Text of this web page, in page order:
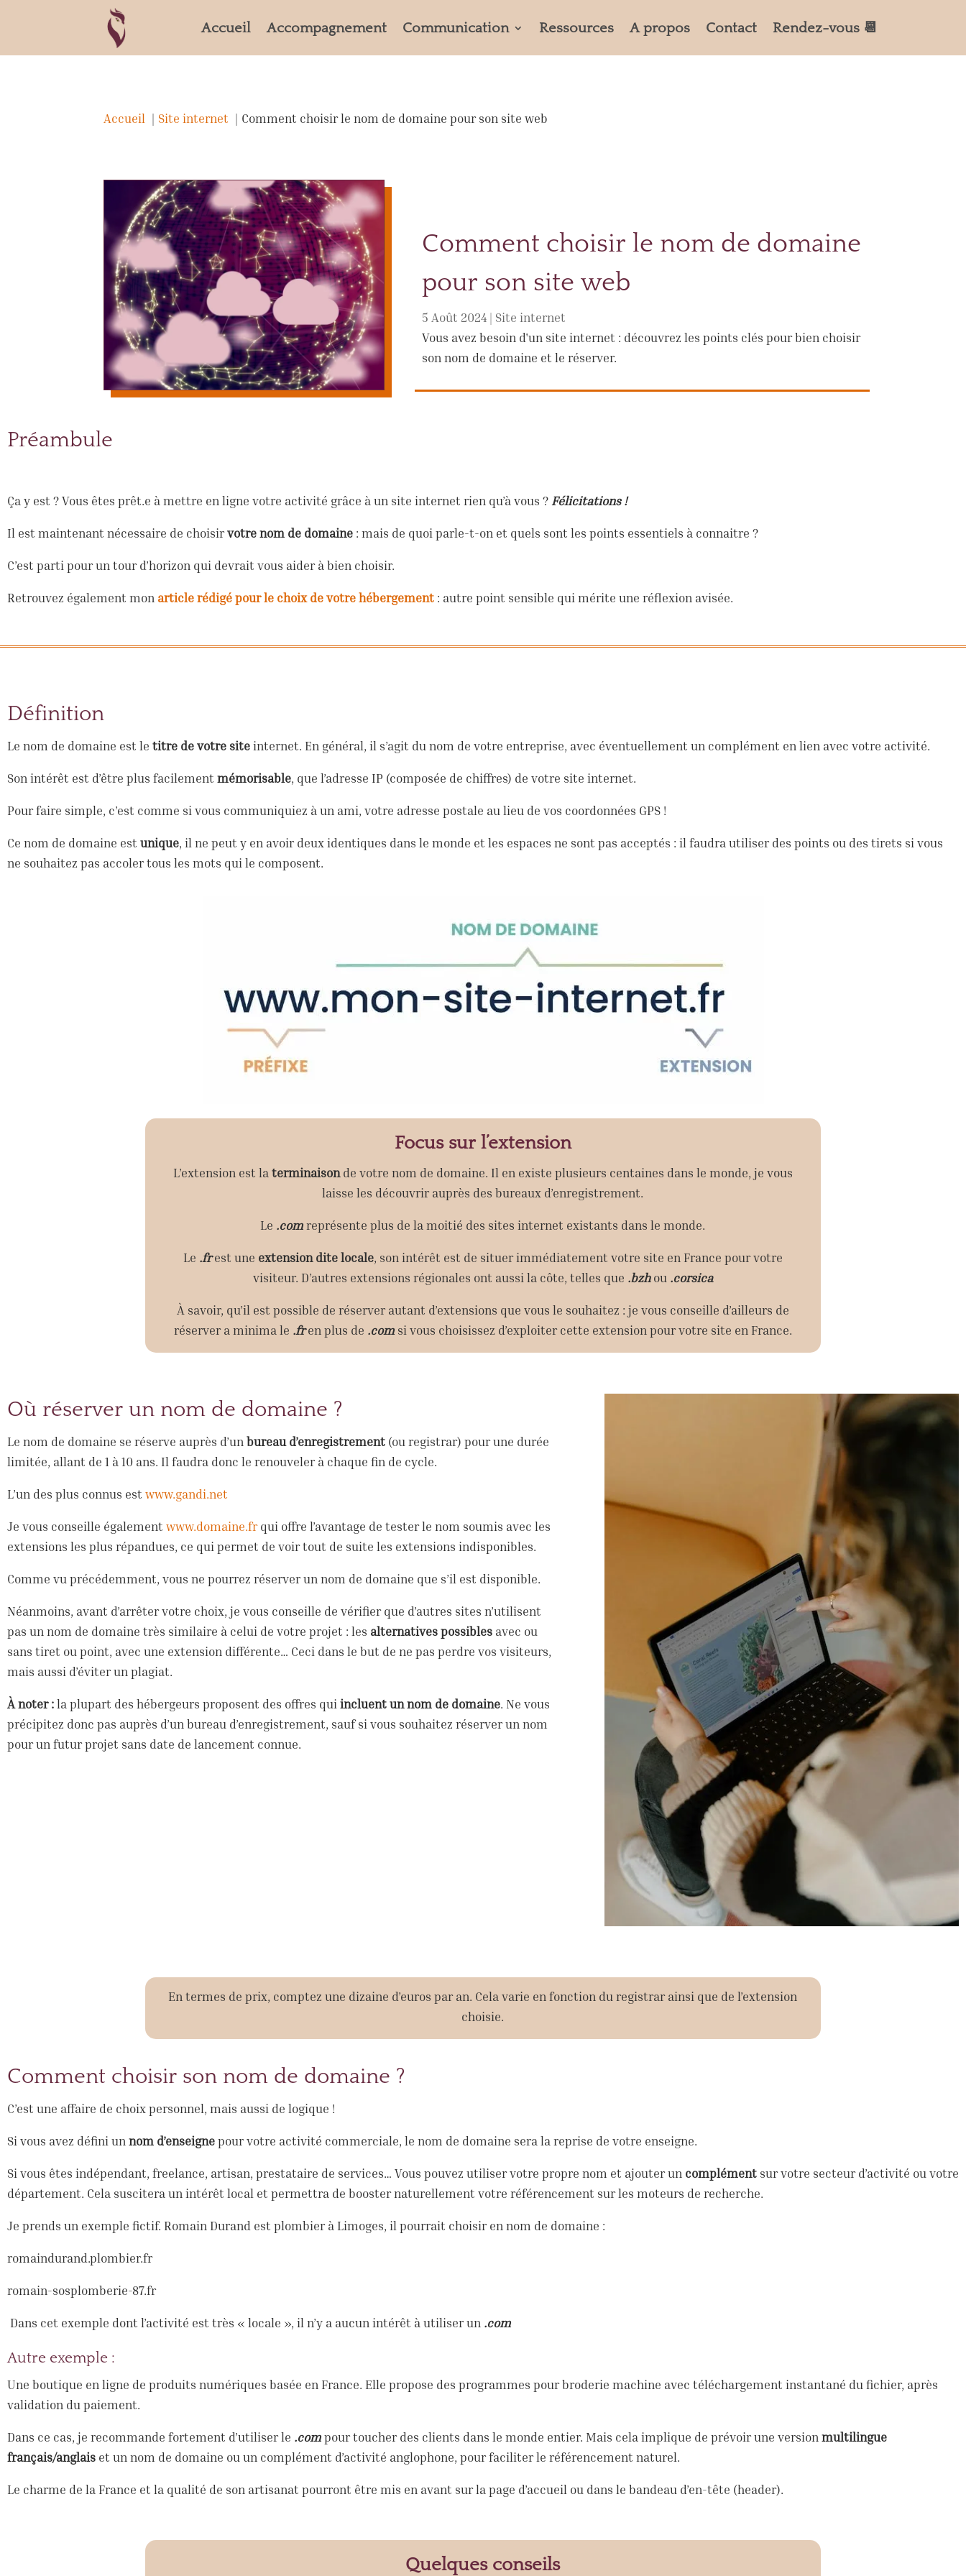
Accueil Accompagnement Communication Ressources A propos Contact Rendez-vous 📆
Accueil Site internet Comment choisir le nom de domaine pour son site web
Comment choisir le nom de domaine
pour son site web
5 Août 2024
Site internet
Vous avez besoin d'un site internet : découvrez les points clés pour bien choisir
son nom de domaine et le réserver.
Préambule
Ça y est ? Vous êtes prêt.e à mettre en ligne votre activité grâce à un site internet rien qu’à vous ? Félicitations !
Il est maintenant nécessaire de choisir votre nom de domaine : mais de quoi parle-t-on et quels sont les points essentiels à connaitre ?
C’est parti pour un tour d’horizon qui devrait vous aider à bien choisir.
Retrouvez également mon article rédigé pour le choix de votre hébergement : autre point sensible qui mérite une réflexion avisée.
Définition
Le nom de domaine est le titre de votre site internet. En général, il s’agit du nom de votre entreprise, avec éventuellement un complément en lien avec votre activité.
Son intérêt est d’être plus facilement mémorisable, que l’adresse IP (composée de chiffres) de votre site internet.
Pour faire simple, c’est comme si vous communiquiez à un ami, votre adresse postale au lieu de vos coordonnées GPS !
Ce nom de domaine est unique, il ne peut y en avoir deux identiques dans le monde et les espaces ne sont pas acceptés : il faudra utiliser des points ou des tirets si vous
ne souhaitez pas accoler tous les mots qui le composent.
Focus sur l’extension
L’extension est la terminaisonde votre nom de domaine. Il en existe plusieurs centaines dans le monde, je vous
laisse les découvrir auprès des bureaux d’enregistrement.
Le .com représente plus de la moitié des sites internet existants dans le monde.
Le .frest une extension dite locale, son intérêt est de situer immédiatement votre site en France pour votre
visiteur. D’autres extensions régionales ont aussi la côte, telles que .bzhou .corsica
À savoir, qu’il est possible de réserver autant d’extensions que vous le souhaitez : je vous conseille d’ailleurs de
réserver a minima le .fren plus de .comsi vous choisissez d’exploiter cette extension pour votre site en France.
Où réserver un nom de domaine ?
Le nom de domaine se réserve auprès d’un bureau d’enregistrement (ou registrar) pour une durée
limitée, allant de 1 à 10 ans. Il faudra donc le renouveler à chaque fin de cycle.
L’un des plus connus est www.gandi.net
Je vous conseille également www.domaine.frqui offre l’avantage de tester le nom soumis avec les
extensions les plus répandues, ce qui permet de voir tout de suite les extensions indisponibles.
Comme vu précédemment, vous ne pourrez réserver un nom de domaine que s’il est disponible.
Néanmoins, avant d’arrêter votre choix, je vous conseille de vérifier que d’autres sites n’utilisent
pas un nom de domaine très similaire à celui de votre projet : les alternatives possibles avec ou
sans tiret ou point, avec une extension différente… Ceci dans le but de ne pas perdre vos visiteurs,
mais aussi d’éviter un plagiat.
À noter : la plupart des hébergeurs proposent des offres qui incluent un nom de domaine. Ne vous
précipitez donc pas auprès d’un bureau d’enregistrement, sauf si vous souhaitez réserver un nom
pour un futur projet sans date de lancement connue.
En termes de prix, comptez une dizaine d’euros par an. Cela varie en fonction du registrar ainsi que de l’extension
choisie.
Comment choisir son nom de domaine ?
C’est une affaire de choix personnel, mais aussi de logique !
Si vous avez défini un nom d’enseigne pour votre activité commerciale, le nom de domaine sera la reprise de votre enseigne.
Si vous êtes indépendant, freelance, artisan, prestataire de services… Vous pouvez utiliser votre propre nom et ajouter un complément sur votre secteur d’activité ou votre
département. Cela suscitera un intérêt local et permettra de booster naturellement votre référencement sur les moteurs de recherche.
Je prends un exemple fictif. Romain Durand est plombier à Limoges, il pourrait choisir en nom de domaine :
romaindurand.plombier.fr
romain-sosplomberie-87.fr
Dans cet exemple dont l’activité est très « locale », il n’y a aucun intérêt à utiliser un .com
Autre exemple :
Une boutique en ligne de produits numériques basée en France. Elle propose des programmes pour broderie machine avec téléchargement instantané du fichier, après
validation du paiement.
Dans ce cas, je recommande fortement d’utiliser le .com pour toucher des clients dans le monde entier. Mais cela implique de prévoir une version multilingue
français/anglais et un nom de domaine ou un complément d’activité anglophone, pour faciliter le référencement naturel.
Le charme de la France et la qualité de son artisanat pourront être mis en avant sur la page d’accueil ou dans le bandeau d’en-tête (header).
Quelques conseils